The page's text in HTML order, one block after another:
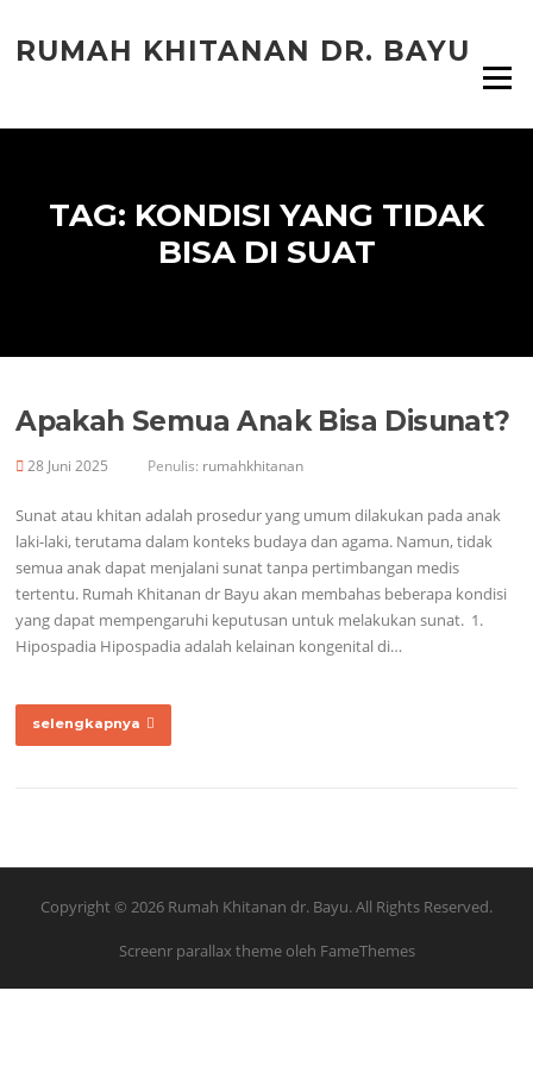
konten
RUMAH KHITANAN DR. BAYU
Menu
TAG: KONDISI YANG TIDAK
BISA DI SUAT
Apakah Semua Anak Bisa Disunat?
28 Juni 2025 Penulis: rumahkhitanan
Sunat atau khitan adalah prosedur yang umum dilakukan pada anak
laki-laki, terutama dalam konteks budaya dan agama. Namun, tidak
semua anak dapat menjalani sunat tanpa pertimbangan medis
tertentu. Rumah Khitanan dr Bayu akan membahas beberapa kondisi
yang dapat mempengaruhi keputusan untuk melakukan sunat. 1.
Hipospadia Hipospadia adalah kelainan kongenital di…
selengkapnya
Copyright © 2026 Rumah Khitanan dr. Bayu. All Rights Reserved.
Screenr parallax themeoleh FameThemes